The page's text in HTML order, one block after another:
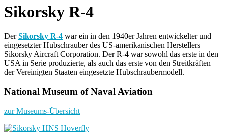
Sikorsky R-4
DerSikorsky R-4 war ein in den 1940er Jahren entwickelter und
eingesetzter Hubschrauber des US-amerikanischen Herstellers
Sikorsky Aircraft Corporation. Der R-4 war sowohl das erste in den
USA in Serie produzierte, als auch das erste von den Streitkräften
der Vereinigten Staaten eingesetzte Hubschraubermodell.
National Museum of Naval Aviation
zur Museums-Übersicht